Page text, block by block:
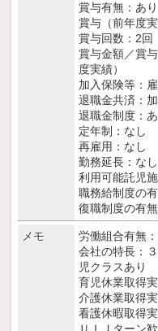
賞与有無：あり
賞与（前年度
賞与回数：2回
賞与金額／賞
度実績）
加入保険等
退職金共済：加
退職金制度：
定年制：なし
再雇用：なし
勤務延長：なし
利用可能託児
職務給制度の
復職制度の有
メモ
労働組合有無
会社の特長：
児クラスあり
育児休業取得
介護休業取得
看護休暇取得